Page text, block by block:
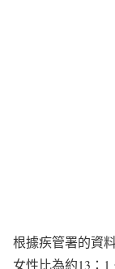
根據疾管署的資
女性比為約13：